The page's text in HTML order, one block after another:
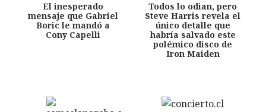
El inesperado
mensaje que Gabriel
Boric le mandó a
Cony Capelli
Todos lo odian, pero
Steve Harris revela el
único detalle que
habría salvado este
polémico disco de
Iron Maiden